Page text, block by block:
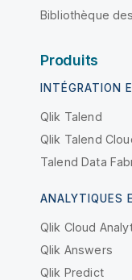
Bibliothèque
Produits
INTÉGRATION
Qlik Talend
Qlik Talend
Talend Data
ANALYTIQUES
Qlik Cloud
Qlik Answers
Qlik Predict